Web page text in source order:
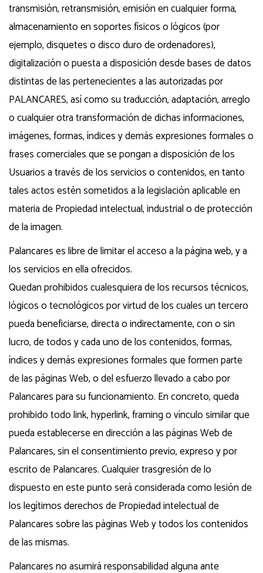
transmisión, retransmisión, emisión en cualquier forma,
almacenamiento en soportes físicos o lógicos (por
ejemplo, disquetes o disco duro de ordenadores),
digitalización o puesta a disposición desde bases de datos
distintas de las pertenecientes a las autorizadas por
PALANCARES, así como su traducción, adaptación, arreglo
o cualquier otra transformación de dichas informaciones,
imágenes, formas, índices y demás expresiones formales o
frases comerciales que se pongan a disposición de los
Usuarios a través de los servicios o contenidos, en tanto
tales actos estén sometidos a la legislación aplicable en
materia de Propiedad intelectual, industrial o de protección
de la imagen.
Palancares es libre de limitar el acceso a la página web, y a
los servicios en ella ofrecidos.
Quedan prohibidos cualesquiera de los recursos técnicos,
lógicos o tecnológicos por virtud de los cuales un tercero
pueda beneficiarse, directa o indirectamente, con o sin
lucro, de todos y cada uno de los contenidos, formas,
índices y demás expresiones formales que formen parte
de las páginas Web, o del esfuerzo llevado a cabo por
Palancares para su funcionamiento. En concreto, queda
prohibido todo link, hyperlink, framing o vínculo similar que
pueda establecerse en dirección a las páginas Web de
Palancares, sin el consentimiento previo, expreso y por
escrito de Palancares. Cualquier trasgresión de lo
dispuesto en este punto será considerada como lesión de
los legítimos derechos de Propiedad intelectual de
Palancares sobre las páginas Web y todos los contenidos
de las mismas.
Palancares no asumirá responsabilidad alguna ante